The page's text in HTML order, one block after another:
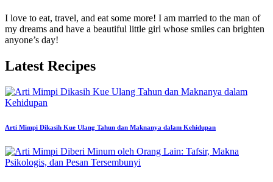
I love to eat, travel, and eat some more! I am married to the man of
my dreams and have a beautiful little girl whose smiles can brighten
anyone’s day!
Latest Recipes
Arti Mimpi Dikasih Kue Ulang Tahun dan Maknanya dalam Kehidupan